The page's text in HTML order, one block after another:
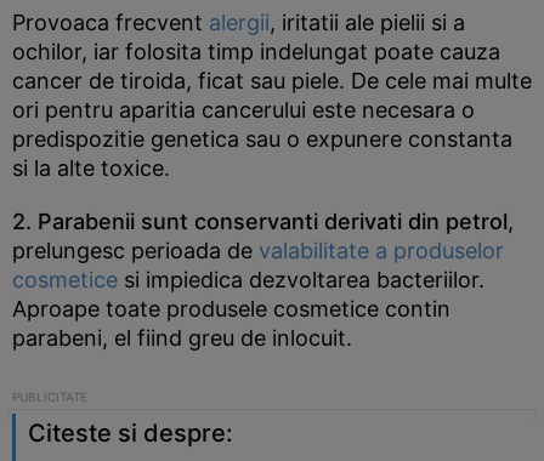
Provoaca frecvent alergii, iritatii ale pielii si a
ochilor, iar folosita timp indelungat poate cauza
cancer de tiroida, ficat sau piele. De cele mai multe
ori pentru aparitia cancerului este necesara o
predispozitie genetica sau o expunere constanta
si la alte toxice.
2. Parabenii sunt conservanti derivati din petrol,
prelungesc perioada de valabilitate a produselor
cosmetice si impiedica dezvoltarea bacteriilor.
Aproape toate produsele cosmetice contin
parabeni, el fiind greu de inlocuit.
Citeste si despre: